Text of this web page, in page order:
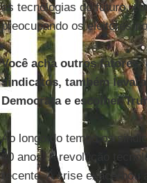
as tecnologias do futuro,
preocupando os eleitores
Você acha outros fatores,
sindicatos, também
Democrata e escolher
Ao longo do tempo os
40 anos. A revolução
recente. A crise